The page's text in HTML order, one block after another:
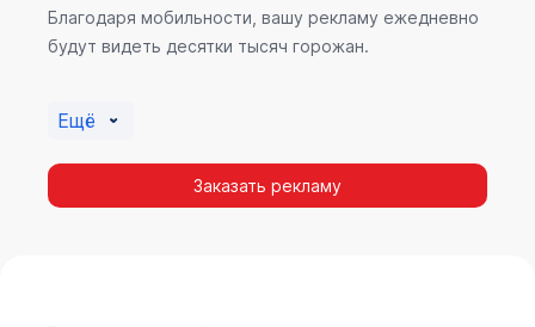
Благодаря мобильности, вашу рекламу ежедневно
будут видеть десятки тысяч горожан.
Ещё
Заказать рекламу